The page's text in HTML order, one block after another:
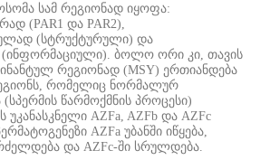
სამ რეგიონად იყოფა:
(PAR1 და PAR2),
(სტრუქტურული) და
(ინფორმაციული). ბოლო ორი კი, თავის
რეგიონად (MSY) ერთიანდება
რომელიც ნორმალურ
(სპერმის წარმოქმნის პროცესი)
უკანასკნელი AZFa, AZFb და AZFc
AZFa უბანში იწყება,
და AZFc-ში სრულდება.